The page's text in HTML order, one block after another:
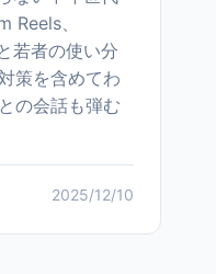
Reels、
若者の使い分
策を含めてわ
の会話も弾む
2025/12/10